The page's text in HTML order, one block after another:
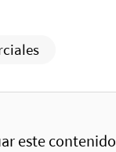
este contenido